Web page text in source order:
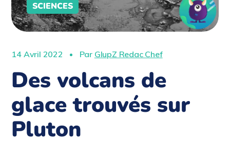
SCIENCES
14 Avril 2022 Par GlupZ Redac Chef
Des volcans de
glace trouvés sur
Pluton